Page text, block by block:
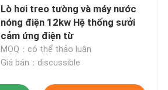
Lò hơi treo tường và máy nước
nóng điện 12kw Hệ thống sưởi
cảm ứng điện từ
MOQ：có thể thảo luận
Giá bán：discussible